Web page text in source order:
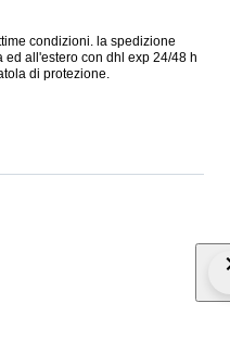
condizioni. la spedizione
all'estero con dhl exp 24/48 h
di protezione.